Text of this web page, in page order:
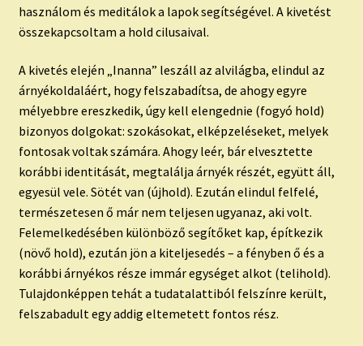
használom és meditálok a lapok segítségével. A kivetést
összekapcsoltam a hold cilusaival.
A kivetés elején „Inanna” leszáll az alvilágba, elindul az
árnyékoldaláért, hogy felszabadítsa, de ahogy egyre
mélyebbre ereszkedik, úgy kell elengednie (fogyó hold)
bizonyos dolgokat: szokásokat, elképzeléseket, melyek
fontosak voltak számára. Ahogy leér, bár elvesztette
korábbi identitását, megtalálja árnyék részét, együtt áll,
egyesül vele. Sötét van (újhold). Ezután elindul felfelé,
természetesen ő már nem teljesen ugyanaz, aki volt.
Felemelkedésében különböző segítőket kap, építkezik
(növő hold), ezután jön a kiteljesedés – a fényben ő és a
korábbi árnyékos része immár egységet alkot (telihold).
Tulajdonképpen tehát a tudatalattiból felszínre került,
felszabadult egy addig eltemetett fontos rész.